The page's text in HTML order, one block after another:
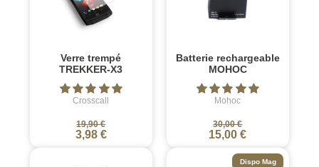
Verre trempé
TREKKER-X3
Crosscall
19,90 €
3,98 €
Batterie rechargeable
MOHOC
Mohoc
30,00 €
15,00 €
Dispo Mag